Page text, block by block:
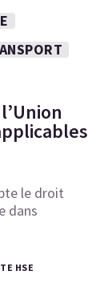
le droit
dans
HSE